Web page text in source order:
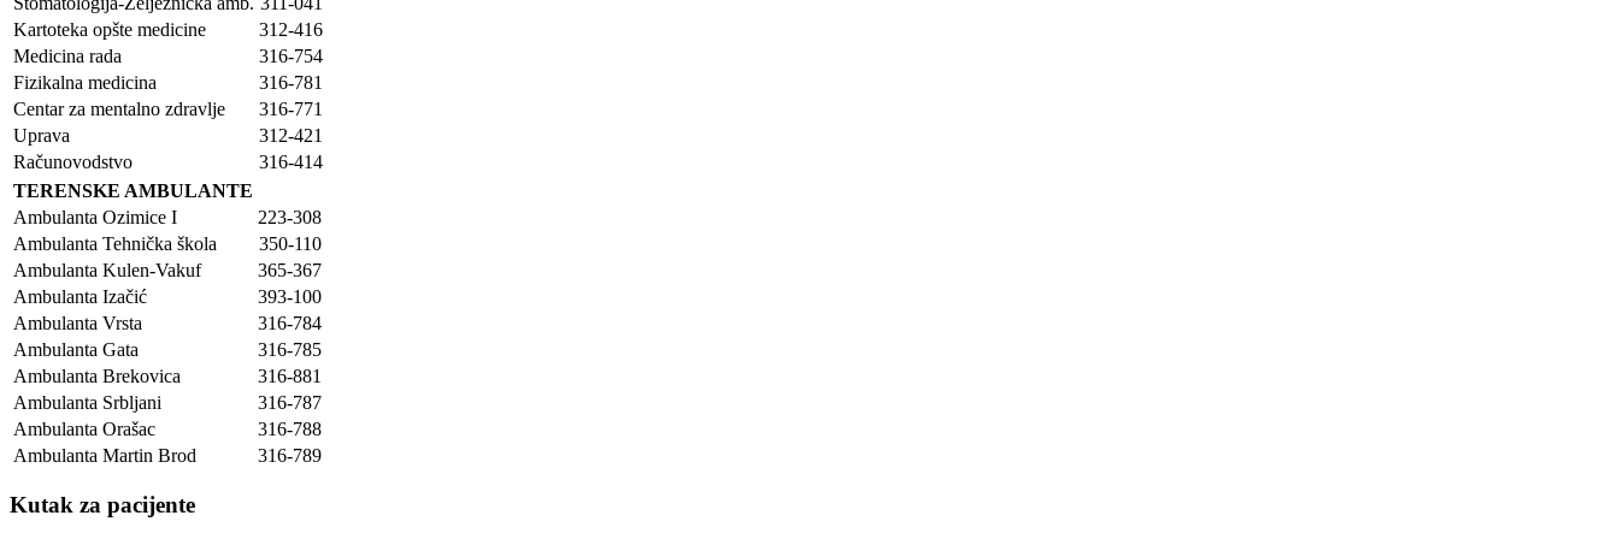
Kartoteka opšte medicine
312-416
Medicina rada
316-754
Fizikalna medicina
316-781
Centar za mentalno zdravlje
316-771
Uprava
312-421
Računovodstvo
316-414
TERENSKE AMBULANTE
Ambulanta Ozimice I
223-308
Ambulanta Tehnička škola
350-110
Ambulanta Kulen-Vakuf
365-367
Ambulanta Izačić
393-100
Ambulanta Vrsta
316-784
Ambulanta Gata
316-785
Ambulanta Brekovica
316-881
Ambulanta Srbljani
316-787
Ambulanta Orašac
316-788
Ambulanta Martin Brod
316-789
Kutak za pacijente